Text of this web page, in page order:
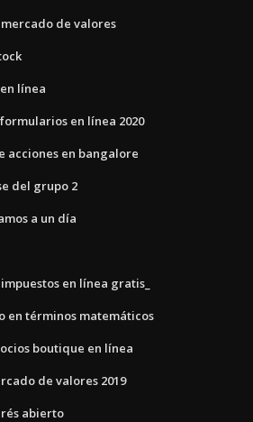
de valores
línea
en línea 2020
acciones en bangalore
del grupo 2
a un día
en línea gratis_
en términos matemáticos
boutique en línea
de valores 2019
abierto